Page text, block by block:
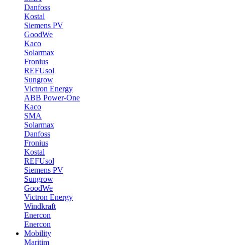
Danfoss
Kostal
Siemens PV
GoodWe
Kaco
Solarmax
Fronius
REFUsol
Sungrow
Victron Energy
ABB Power-One
Kaco
SMA
Solarmax
Danfoss
Fronius
Kostal
REFUsol
Siemens PV
Sungrow
GoodWe
Victron Energy
Windkraft
Enercon
Enercon
Mobility
Maritim